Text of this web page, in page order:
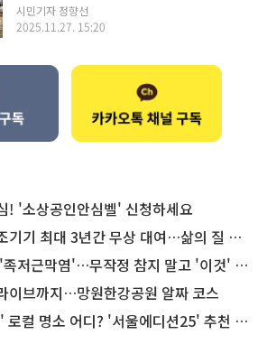
시민기자 정향선
2025.11.27. 15:20
! '소상공인안심벨' 신청하세요
기 최대 3년간 무상 대여…삶의 질 높인다
근막염'…무작정 참지 말고 '이것' 해보세요!
이브까지…망원한강공원 알짜 코스
컬 명소 어디? '서울에디션25' 추천 코스